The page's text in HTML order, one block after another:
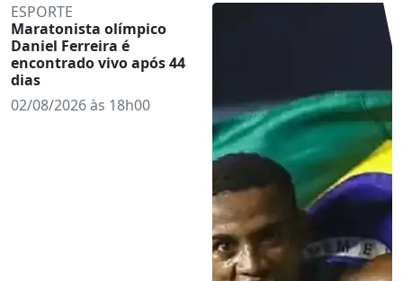
ESPORTE
Maratonista olímpico
Daniel Ferreira é
encontrado vivo após 44
dias
02/08/2026 às 18h00